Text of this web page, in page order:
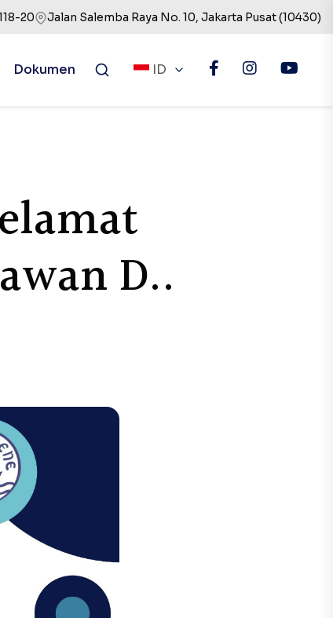
20 Jalan Salemba Raya No. 10, Jakarta Pusat (10430)
Dokumen ID
D..